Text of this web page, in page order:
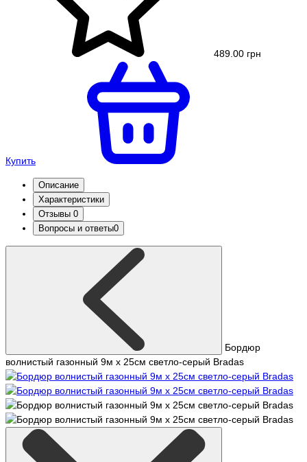
489.00 грн
Купить
Описание
Характеристики
Отзывы 0
Вопросы и ответы0
Бордюр
волнистый газонный 9м х 25см светло-серый Bradas